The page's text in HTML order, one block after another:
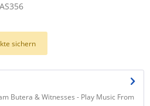
sichern
Butera & Witnesses - Play Music From